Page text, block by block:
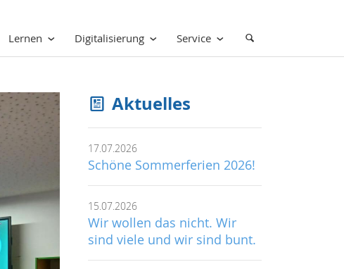
Lernen Digitalisierung Service
Aktuelles
17.07.2026
Schöne Sommerferien 2026!
15.07.2026
Wir wollen das nicht. Wir
sind viele und wir sind bunt.